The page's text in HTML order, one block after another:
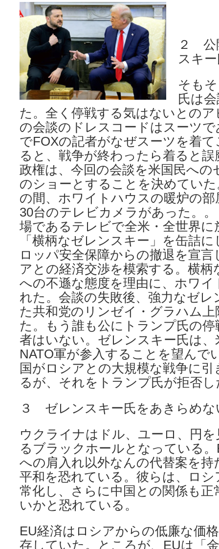
２ 公
スキ
そも
氏は
た。全く停戦する気はないとの
の会談のドレスコードはスーツ
でFOXの記者がなぜスーツを着
ると、戦争が終わったら着ると
政権は、今回の会談を米国民への
のショーとすることを決めてい
の間、ホワイトハウスの暖炉の
30台のテレビカメラがあった。
場であるテレビで全米・全世界
「横柄なゼレンスキー」を缶詰
ロッパ安全保障からの撤退を宣
アとの経済交渉を模索する。横柄
への不遜な態度を理由に、ホワ
れた。会談の失敗後、強力なゼレ
た共和党のリンゼイ・グラハム
た。もう誰も公にトランプ氏の
者はいない。ゼレンスキー氏は
NATO軍が参入することを望んで
国がロシアとの大規模な戦争に
るが、それをトランプ氏が拒否
３ ゼレンスキー氏をあきらめな
ウクライナはドル、ユーロ、円
るブラックホールとなっている
への肩入れ以外なんの代替案を
平和を恐れている。彼らは、ロ
常化し、さらに中国との関係も
いかと恐れている。
EU経済はロシアからの低廉な価
存していた。ところが、EUは「